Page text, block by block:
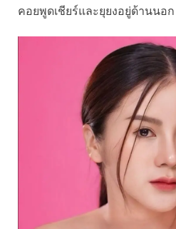
คอยพูดเชียร์และยุยงอยู่ด้านนอก